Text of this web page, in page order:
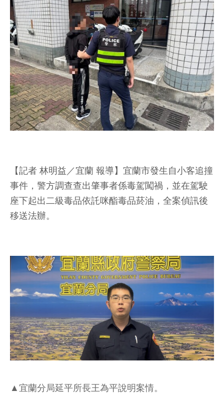
【記者 林明益／宜蘭 報導】宜蘭市發生自小客追撞
事件，警方調查查出肇事者係毒駕闖禍，並在駕駛
座下起出二級毒品依託咪酯毒品菸油，全案偵訊後
移送法辦。
▲宜蘭分局延平所長王為平說明案情。